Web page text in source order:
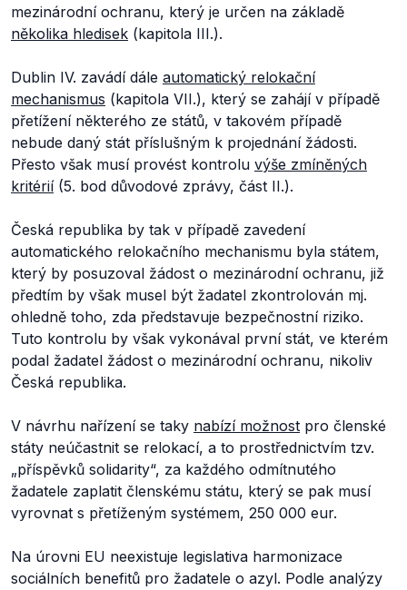
mezinárodní ochranu, který je určen na základě
několika hledisek (kapitola III.).
Dublin IV. zavádí dále automatický relokační
mechanismus (kapitola VII.), který se zahájí v případě
přetížení některého ze států, v takovém případě
nebude daný stát příslušným k projednání žádosti.
Přesto však musí provést kontrolu výše zmíněných
kritérií(5. bod důvodové zprávy, část II.).
Česká republika by tak v případě zavedení
automatického relokačního mechanismu byla státem,
který by posuzoval žádost o mezinárodní ochranu, již
předtím by však musel být žadatel zkontrolován mj.
ohledně toho, zda představuje bezpečnostní riziko.
Tuto kontrolu by však vykonával první stát, ve kterém
podal žadatel žádost o mezinárodní ochranu, nikoliv
Česká republika.
V návrhu nařízení se taky nabízí možnost pro členské
státy neúčastnit se relokací, a to prostřednictvím tzv.
„příspěvků solidarity“, za každého odmítnutého
žadatele zaplatit členskému státu, který se pak musí
vyrovnat s přetíženým systémem, 250 000 eur.
Na úrovni EU neexistuje legislativa harmonizace
sociálních benefitů pro žadatele o azyl. Podle analýzy